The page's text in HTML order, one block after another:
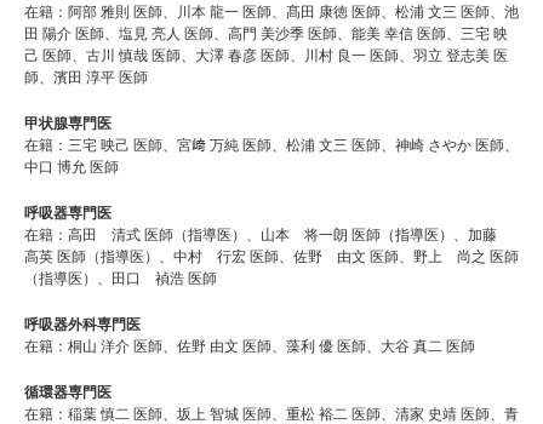
在籍：阿部 雅則 医師、川本 龍一 医師、髙田 康徳 医師、松浦 文三 医師、池
田 陽介 医師、塩見 亮人 医師、高門 美沙季 医師、能美 幸信 医師、三宅 映
己 医師、古川 慎哉 医師、大澤 春彦 医師、川村 良一 医師、羽立 登志美 医
師、濱田 淳平 医師
甲状腺専門医
在籍：三宅 映己 医師、宮﨑 万純 医師、松浦 文三 医師、神崎 さやか 医師、
中口 博允 医師
呼吸器専門医
在籍：高田 清式 医師（指導医）、山本 将一朗 医師（指導医）、加藤
高英 医師（指導医）、中村 行宏 医師、佐野 由文 医師、野上 尚之 医師
（指導医）、田口 禎浩 医師
呼吸器外科専門医
在籍：桐山 洋介 医師、佐野 由文 医師、藻利 優 医師、大谷 真二 医師
循環器専門医
在籍：稲葉 慎二 医師、坂上 智城 医師、重松 裕二 医師、清家 史靖 医師、青